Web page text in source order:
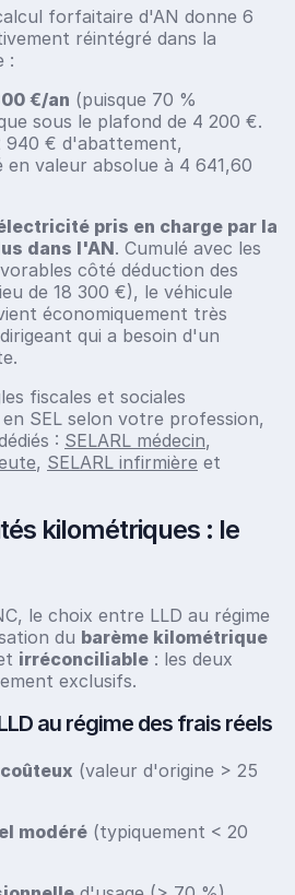
forfaitaire d'AN donne 6
réintégré dans la
:
€/an (puisque 70 %
sous le plafond de 4 200 €.
940 € d'abattement,
valeur absolue à 4 641,60
pris en charge par la
dans l'AN. Cumulé avec les
côté déduction des
de 18 300 €), le véhicule
économiquement très
qui a besoin d'un
fiscales et sociales
SEL selon votre profession,
: SELARL médecin,
, SELARL infirmière et
kilométriques : le
le choix entre LLD au régime
du barème kilométrique
irréconciliable : les deux
exclusifs.
au régime des frais réels
(valeur d'origine > 25
modéré (typiquement < 20